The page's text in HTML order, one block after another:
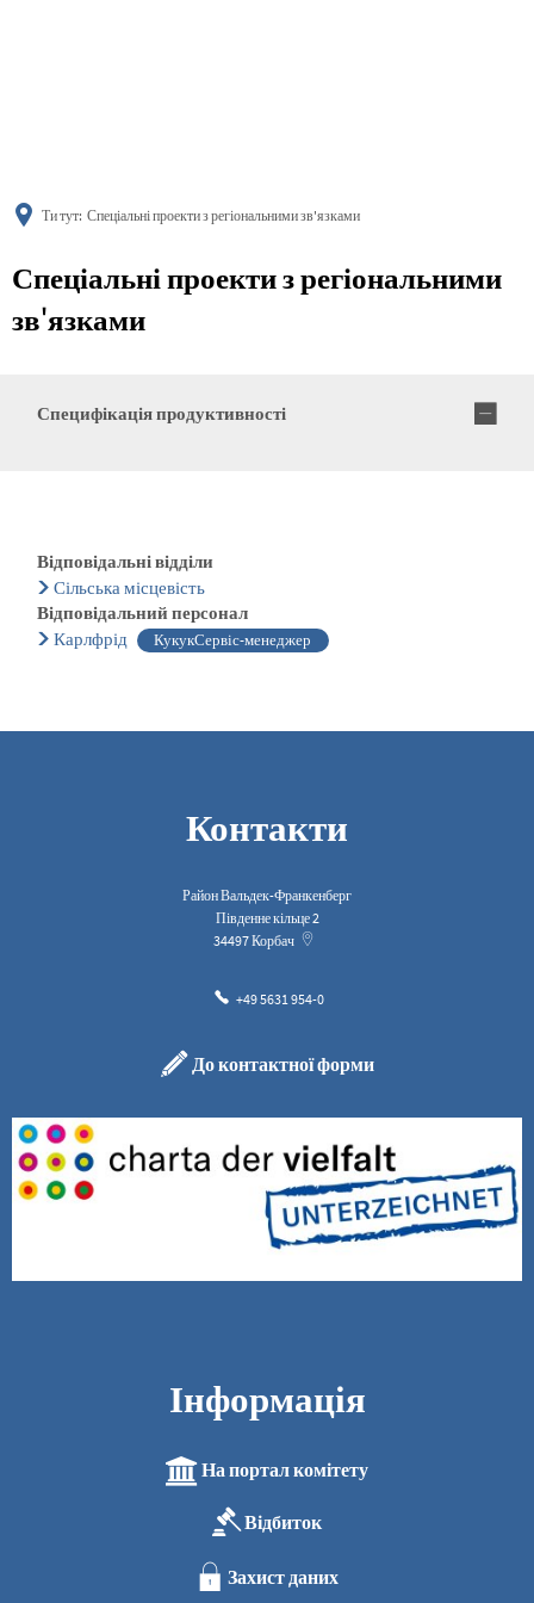
Ти тут: Спеціальні проекти з регіональними зв'язками
Спеціальні проекти з регіональними
зв'язками
Специфікація продуктивності
Відповідальні відділи
Сільська місцевість
Відповідальний персонал
Карлфрід КукукСервіс-менеджер
Контакти
Район Вальдек-Франкенберг
Південне кільце 2
34497Корбач
+49 5631 954-0
До контактної форми
Інформація
На портал комітету
Відбиток
Захист даних